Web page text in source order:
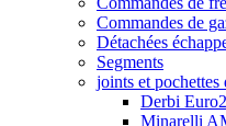
Commandes de
Détachées
Segments
joints et pochettes
Derbi
Minarelli